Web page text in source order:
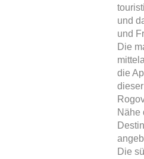
und
und
Die
die
Nähe
Die